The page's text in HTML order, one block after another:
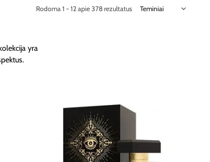
Rodoma 1 - 12 apie 378 rezultatus
yra